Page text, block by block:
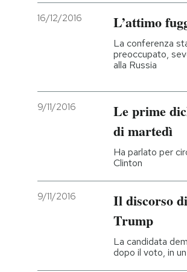
SHOP
16/12/2016 L’attimo
La conferenza
preoccupato,
alla Russia
9/11/2016
Le prime
di martedì
Ha parlato per
Clinton
9/11/2016
Il discorso
Trump
La candidata
dopo il voto, in